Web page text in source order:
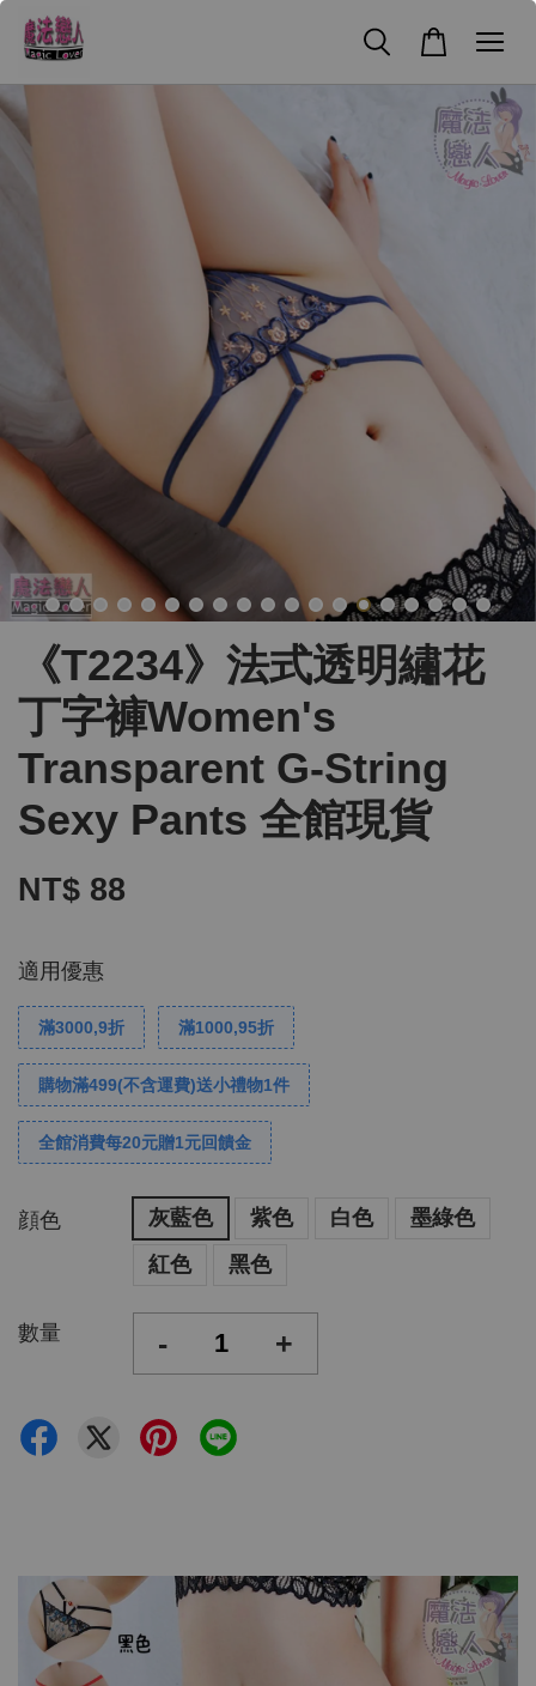
《T2234》法式透明繡花
丁字褲Women's
Transparent G-String
Sexy Pants 全館現貨
NT$ 88
適用優惠
滿3000,9折 滿1000,95折
購物滿499(不含運費)送小禮物1件
全館消費每20元贈1元回饋金
顔色 灰藍色 紫色 白色
墨綠色
紅色
黑色
數量 - +